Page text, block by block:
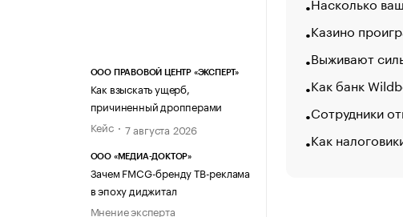
ООО ПРАВОВОЙ ЦЕНТР «ЭКСПЕРТ»
Как взыскать ущерб,
причиненный дропперами
Кейс
7 августа 2026
ООО «МЕДИА-ДОКТОР»
Зачем FMCG-бренду ТВ-реклама
в эпоху диджитал
Мнение эксперта
Казино
Выживают
Как банк
Сотрудники
Как